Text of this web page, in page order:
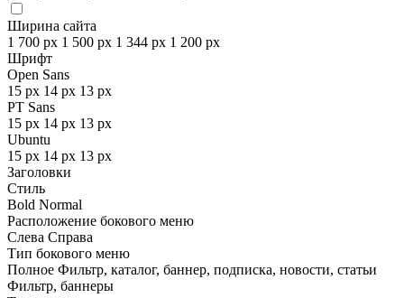
Ширина сайта
1 700 px 1 500 px 1 344 px 1 200 px
Шрифт
Open Sans
15 px 14 px 13 px
PT Sans
15 px 14 px 13 px
Ubuntu
15 px 14 px 13 px
Заголовки
Стиль
Bold Normal
Расположение бокового меню
Слева Справа
Тип бокового меню
Полное Фильтр, каталог, баннер, подписка, новости, статьи
Фильтр, баннеры